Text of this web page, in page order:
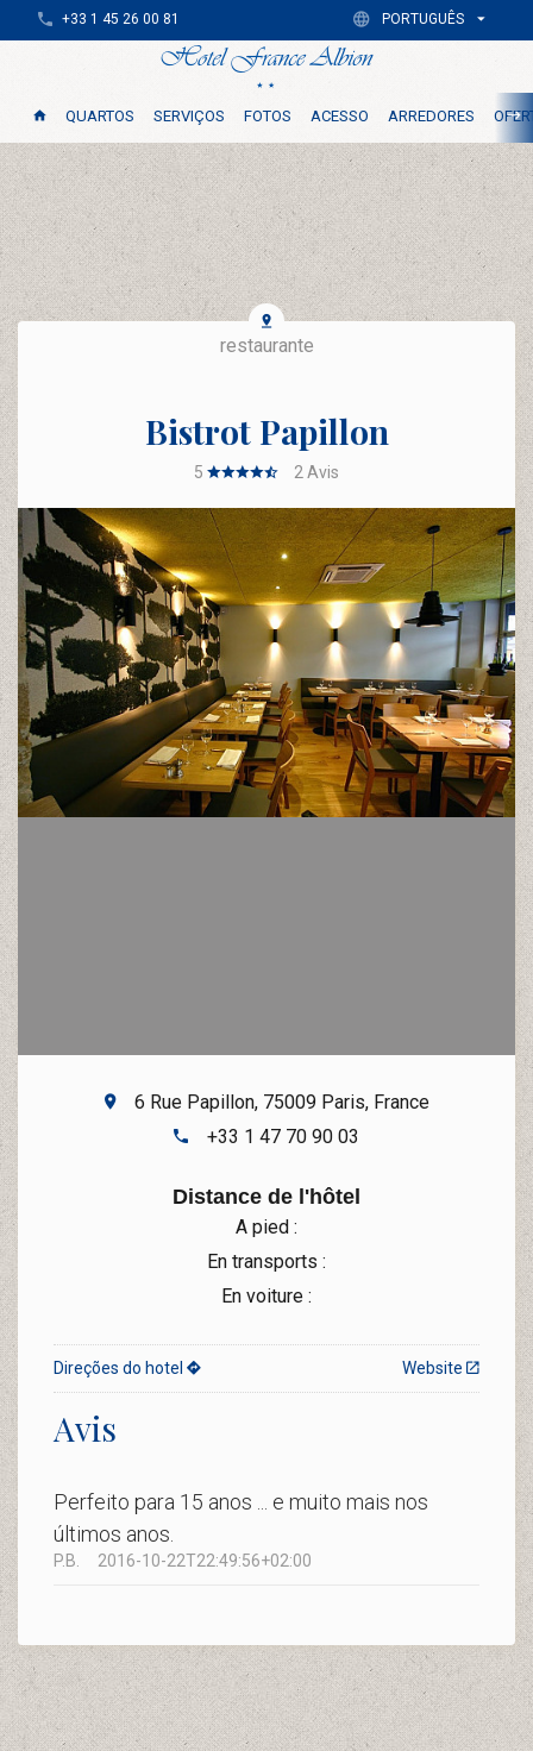
QUARTOS SERVIÇOS FOTOS ACESSO ARREDORES
+33 1 45 26 00 81 PORTUGUÊS
restaurante
Bistrot Papillon
5 2 Avis
6 Rue Papillon, 75009 Paris, France
+33 1 47 70 90 03
Distance de l'hôtel
A pied :
En transports :
En voiture :
Website
Direções do hotel
Avis
Perfeito para 15 anos ... e muito mais nos
últimos anos.
P.B. 2016-10-22T22:49:56+02:00